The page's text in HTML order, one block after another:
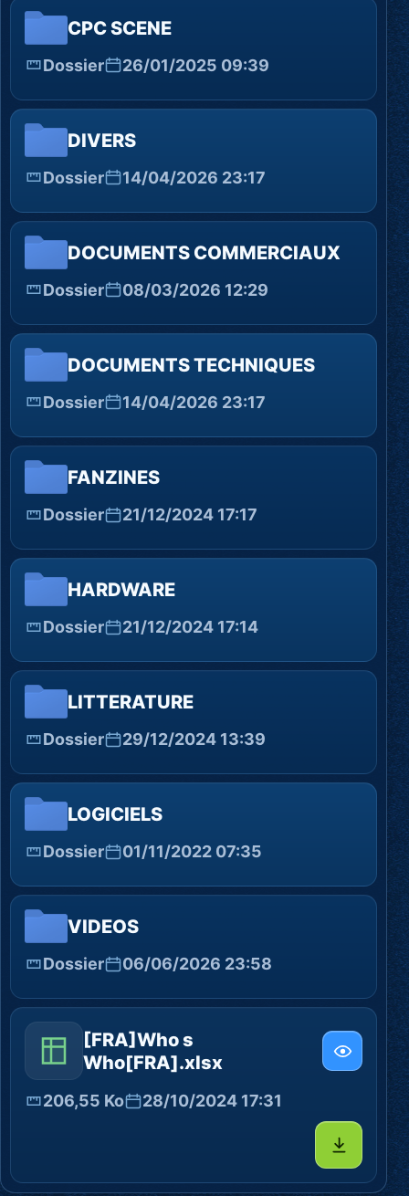
CPC SCENE
Dossier 26/01/2025 09:39
DIVERS
Dossier 14/04/2026 23:17
DOCUMENTS COMMERCIAUX
Dossier 08/03/2026 12:29
DOCUMENTS TECHNIQUES
Dossier 14/04/2026 23:17
FANZINES
Dossier 21/12/2024 17:17
HARDWARE
Dossier 21/12/2024 17:14
LITTERATURE
Dossier 29/12/2024 13:39
LOGICIELS
Dossier 01/11/2022 07:35
VIDEOS
Dossier 06/06/2026 23:58
[FRA]Who s
Who[FRA].xlsx
206,55 Ko 28/10/2024 17:31